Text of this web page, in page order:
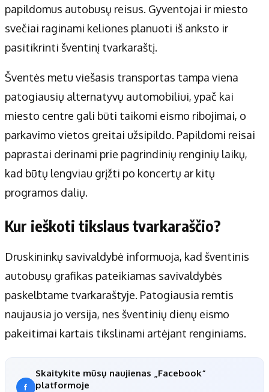
papildomus autobusų reisus. Gyventojai ir miesto
svečiai raginami keliones planuoti iš anksto ir
pasitikrinti šventinį tvarkaraštį.
Šventės metu viešasis transportas tampa viena
patogiausių alternatyvų automobiliui, ypač kai
miesto centre gali būti taikomi eismo ribojimai, o
parkavimo vietos greitai užsipildo. Papildomi reisai
paprastai derinami prie pagrindinių renginių laikų,
kad būtų lengviau grįžti po koncertų ar kitų
programos dalių.
Kur ieškoti tikslaus tvarkaraščio?
Druskininkų savivaldybė informuoja, kad šventinis
autobusų grafikas pateikiamas savivaldybės
paskelbtame tvarkaraštyje. Patogiausia remtis
naujausia jo versija, nes šventinių dienų eismo
pakeitimai kartais tikslinami artėjant renginiams.
Skaitykite mūsų naujienas „Facebook“
platformoje